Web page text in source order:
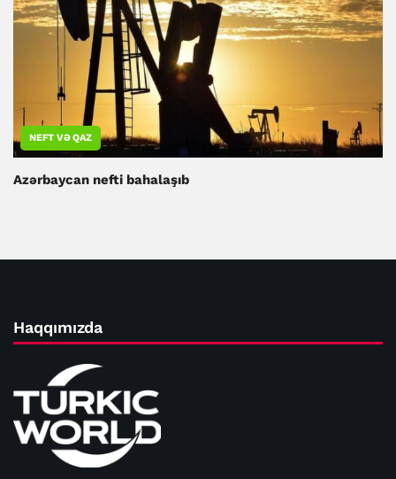
NEFT VƏ QAZ
Azərbaycan nefti bahalaşıb
Haqqımızda